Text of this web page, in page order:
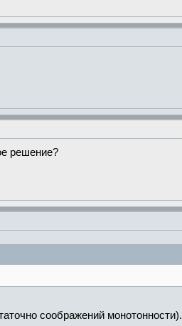
решение?
соображений монотонности).